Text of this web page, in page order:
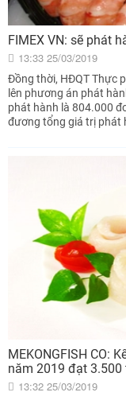
FIMEX VN: sẽ phát
13:33 25/03/2019
Đồng thời, HĐQT Thực
lên phương án phát
phát hành là 804.000
đương tổng giá trị phát
MEKONGFISH CO:
năm 2019 đạt 3.500
13:32 25/03/2019